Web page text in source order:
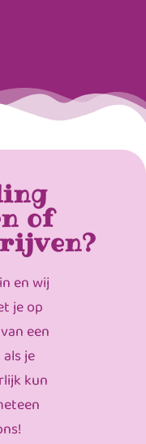
of
en wij
je op
een
je
kun